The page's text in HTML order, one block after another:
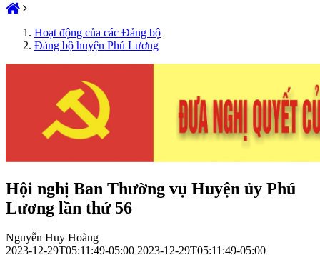
Hoạt động của các Đảng bộ
Đảng bộ huyện Phú Lương
Hội nghị Ban Thường vụ Huyện ủy Phú
Lương lần thứ 56
Nguyễn Huy Hoàng
2023-12-29T05:11:49-05:00 2023-12-29T05:11:49-05:00